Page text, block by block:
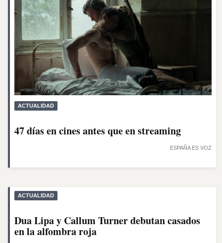
ACTUALIDAD
ESPAÑA ES VOZ
47 días en cines antes que en streaming
ACTUALIDAD
Dua Lipa y Callum Turner debutan casados
en la alfombra roja